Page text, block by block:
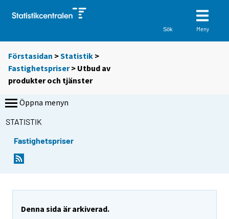
Sök Meny
Förstasidan >Statistik >
Fastighetspriser> Utbud av
produkter och tjänster
Öppna menyn
STATISTIK
Fastighetspriser
Denna sida är arkiverad.